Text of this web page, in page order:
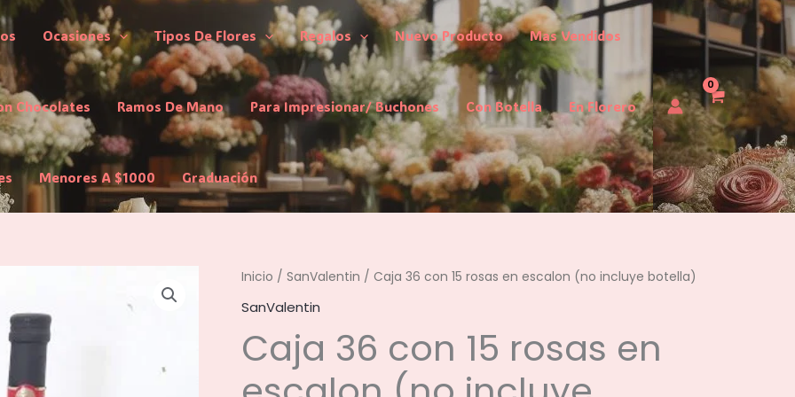
Ocasiones Tipos De Flores Regalos Nuevo Producto Mas Vendidos
Chocolates Ramos De Mano Para Impresionar/ Buchones Con Botella En Florero
Menores A $1000 Graduación
Inicio / SanValentin / Caja 36 con 15 rosas en escalon (no incluye botella)
SanValentin
Caja 36 con 15 rosas en